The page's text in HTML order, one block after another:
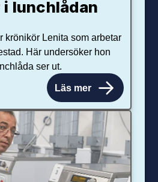
lunchlådan
krönikör Lenita som arbetar
Här undersöker hon
ser ut.
Läs mer